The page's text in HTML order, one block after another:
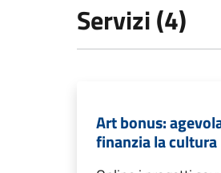
Servizi (4)
Art bonus:
finanzia la cultura